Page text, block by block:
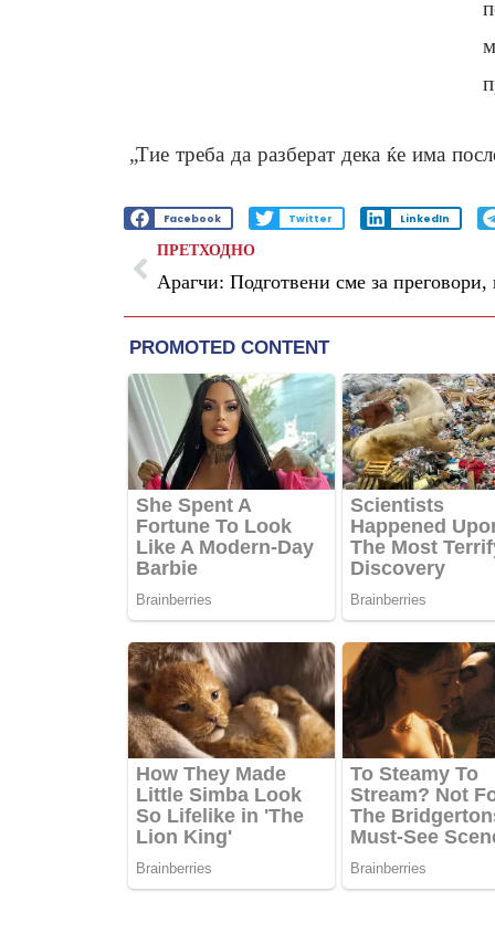
„Тие треба да разберат дека ќе има
Facebook Twitter LinkedIn
ПРЕТХОДНО